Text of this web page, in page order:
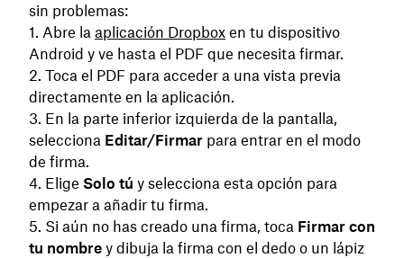
sin problemas:
Abre la aplicación Dropbox en tu dispositivo
Android y ve hasta el PDF que necesita firmar.
Toca el PDF para acceder a una vista previa
directamente en la aplicación.
En la parte inferior izquierda de la pantalla,
selecciona Editar/Firmar para entrar en el modo
de firma.
Elige Solo tú y selecciona esta opción para
empezar a añadir tu firma.
Si aún no has creado una firma, toca Firmar con
tu nombre y dibuja la firma con el dedo o un lápiz